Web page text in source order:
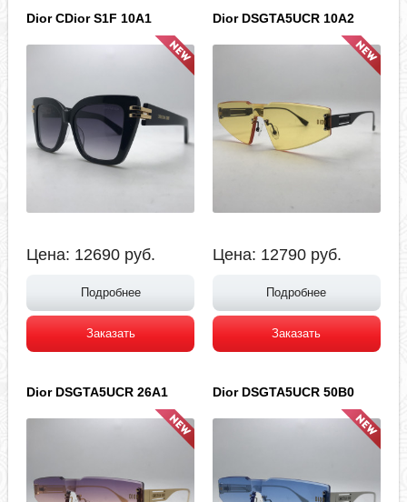
Dior CDior S1F 10A1
Цена: 12690 руб.
Подробнее
Заказать
Dior DSGTA5UCR 10A2
Цена: 12790 руб.
Подробнее
Заказать
Dior DSGTA5UCR 26A1 Dior DSGTA5UCR 50B0